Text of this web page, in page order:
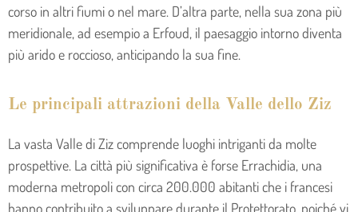
corso in altri fiumi o nel mare. D’altra parte, nella sua zona più
meridionale, ad esempio a Erfoud, il paesaggio intorno diventa
più arido e roccioso, anticipando la sua fine.
Le principali attrazioni della Valle dello Ziz
La vasta Valle di Ziz comprende luoghi intriganti da molte
prospettive. La città più significativa è forse Errachidia, una
moderna metropoli con circa 200.000 abitanti che i francesi
hanno contribuito a sviluppare durante il Protettorato, poiché vi